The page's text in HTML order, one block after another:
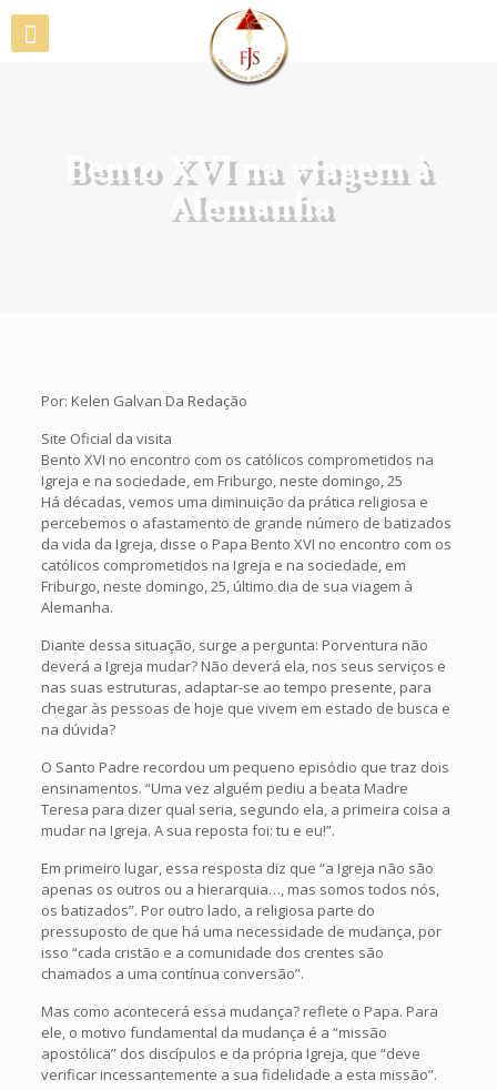
Bento XVI na viagem à
Alemanha
Por: Kelen Galvan Da Redação
Site Oficial da visita
Bento XVI no encontro com os católicos comprometidos na
Igreja e na sociedade, em Friburgo, neste domingo, 25
Há décadas, vemos uma diminuição da prática religiosa e
percebemos o afastamento de grande número de batizados
da vida da Igreja, disse o Papa Bento XVI no encontro com os
católicos comprometidos na Igreja e na sociedade, em
Friburgo, neste domingo, 25, último dia de sua viagem à
Alemanha.
Diante dessa situação, surge a pergunta: Porventura não
deverá a Igreja mudar? Não deverá ela, nos seus serviços e
nas suas estruturas, adaptar-se ao tempo presente, para
chegar às pessoas de hoje que vivem em estado de busca e
na dúvida?
O Santo Padre recordou um pequeno episódio que traz dois
ensinamentos. “Uma vez alguém pediu a beata Madre
Teresa para dizer qual seria, segundo ela, a primeira coisa a
mudar na Igreja. A sua reposta foi: tu e eu!”.
Em primeiro lugar, essa resposta diz que “a Igreja não são
apenas os outros ou a hierarquia…, mas somos todos nós,
os batizados”. Por outro lado, a religiosa parte do
pressuposto de que há uma necessidade de mudança, por
isso “cada cristão e a comunidade dos crentes são
chamados a uma contínua conversão”.
Mas como acontecerá essa mudança? reflete o Papa. Para
ele, o motivo fundamental da mudança é a “missão
apostólica” dos discípulos e da própria Igreja, que “deve
verificar incessantemente a sua fidelidade a esta missão”.